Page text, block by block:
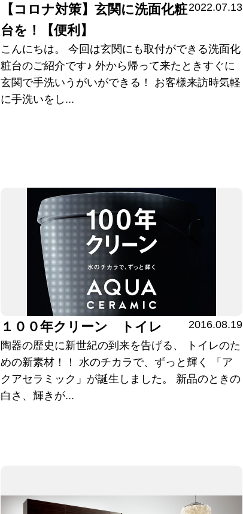
【コロナ対策】玄関に洗面化粧
台を！【便利】
2022.07.13
こんにちは。 今回は玄関にも取付ができる洗面化
粧台のご紹介です♪ 外から帰って来たときすぐに
玄関で手洗いうがいができる！ お客様来訪時気軽
に手洗いをし...
１００年クリーン トイレ
2016.08.19
陶器の歴史に新世紀の到来を告げる、 トイレのた
めの新素材！！ 水のチカラで、ずっと輝く 「ア
クアセラミック」が誕生しました。 新品のときの
白さ、輝きが...